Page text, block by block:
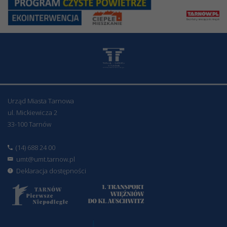
Urząd Miasta Tarnowa
ul. Mickiewicza 2
33-100 Tarnów
(14) 688 24 00
umt@umt.tarnow.pl
Deklaracja dostępności